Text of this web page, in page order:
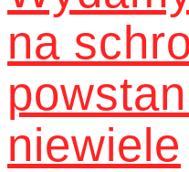
na
niewiele